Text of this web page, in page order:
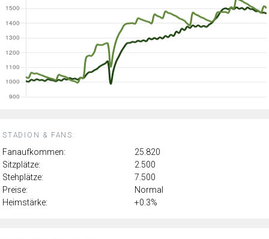
STADION & FANS:
Fanaufkommen:
25.820
Sitzplätze:
2.500
Stehplätze:
7.500
Preise:
Normal
Heimstärke:
+0.3%